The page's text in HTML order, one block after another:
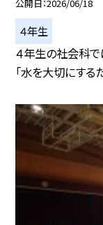
公開日 2026/06/18
４年生
４年生の社会科で
「水を大切にする